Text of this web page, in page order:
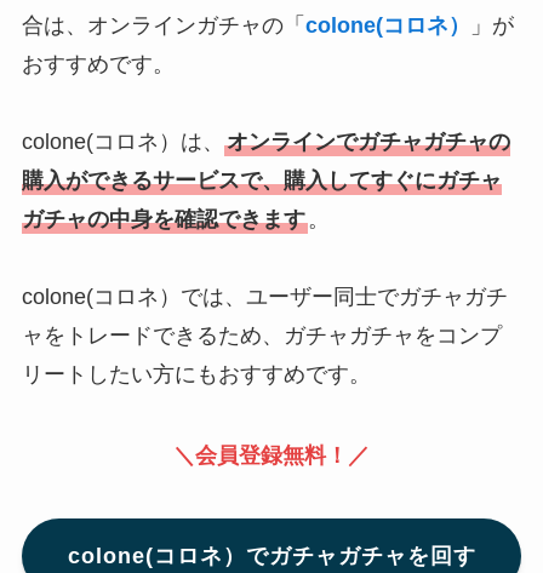
合は、オンラインガチャの「 colone(コロネ）
」が
おすすめです。
colone(コロネ）は、 オンラインでガチャガチャの
購入ができるサービスで、購入してすぐにガチャ
ガチャの中身を確認できます。
colone(コロネ）では、ユーザー同士でガチャガチ
ャをトレードできるため、ガチャガチャをコンプ
リートしたい方にもおすすめです。
＼会員登録無料！／
colone(コロネ）でガチャガチャを回す